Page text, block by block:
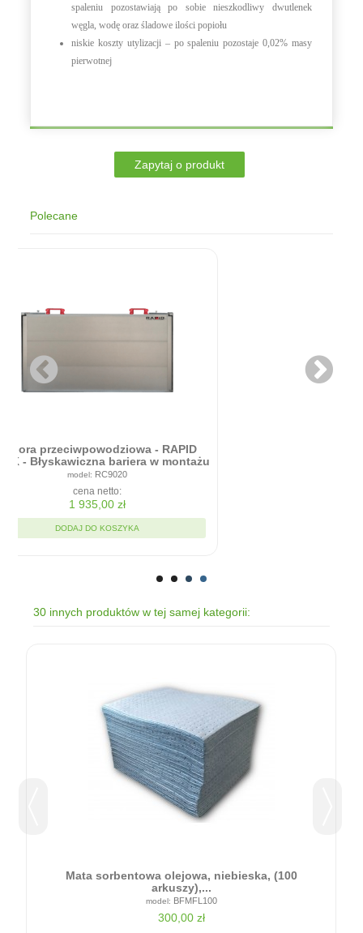
spaleniu pozostawiają po sobie nieszkodliwy dwutlenek
węgla, wodę oraz śladowe ilości popiołu
niskie koszty utylizacji – po spaleniu pozostaje 0,02% masy
pierwotnej
Polecane
przeciwpowodziowa - RAPID
- Błyskawiczna bariera w montażu
90cm x 20cm
RC9020
cena netto:
1 935,00 zł
DODAJ DO KOSZYKA
30 innych produktów w tej samej kategorii:
Mata sorbentowa olejowa, niebieska, (100
arkuszy),...
BFMFL100
300,00 zł